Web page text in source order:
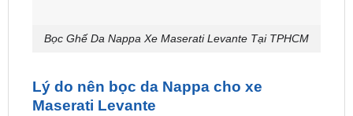
Bọc Ghế Da Nappa Xe Maserati Levante Tại TPHCM
Lý do nên bọc da Nappa cho xe
Maserati Levante